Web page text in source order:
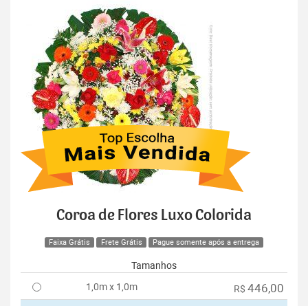
Coroa de Flores Luxo Colorida
Faixa Grátis Frete Grátis Pague somente após a entrega
Tamanhos
1,0m x 1,0m
R$ 446,00